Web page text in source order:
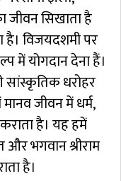
जीवन सिखाता है
विजयदशमी पर
योगदान देना हैं।
सांस्कृतिक धरोहर
जीवन में धर्म,
है। यह हमें
भगवान श्रीराम
है।